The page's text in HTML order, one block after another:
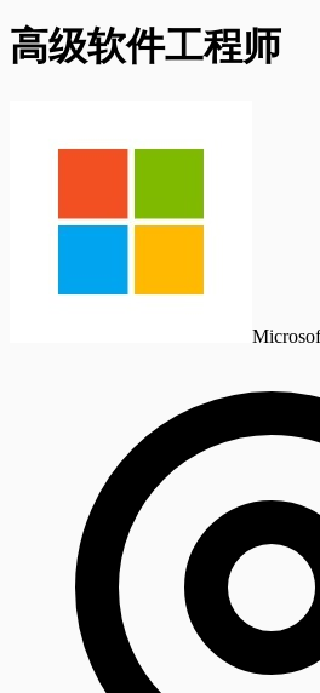
高级软件工程师